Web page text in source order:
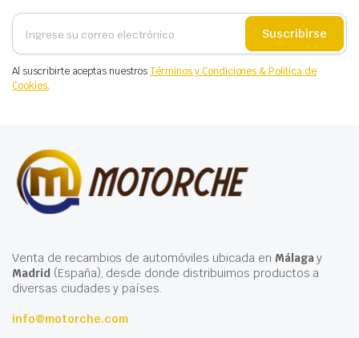
Suscribirse
Al suscribirte aceptas nuestrosTérminos y Condiciones & Política de
Cookies.
Venta de recambios de automóviles ubicada en Málagay
Madrid(España), desde donde distribuimos productos a
diversas ciudades y países.
info@motorche.com